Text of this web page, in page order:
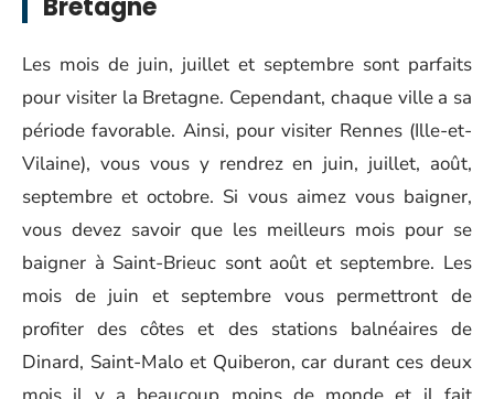
Bretagne
Les mois de juin, juillet et septembre sont parfaits
pour visiter la Bretagne. Cependant, chaque ville a sa
période favorable. Ainsi, pour visiter Rennes (Ille-et-
Vilaine), vous vous y rendrez en juin, juillet, août,
septembre et octobre. Si vous aimez vous baigner,
vous devez savoir que les meilleurs mois pour se
baigner à Saint-Brieuc sont août et septembre. Les
mois de juin et septembre vous permettront de
profiter des côtes et des stations balnéaires de
Dinard, Saint-Malo et Quiberon, car durant ces deux